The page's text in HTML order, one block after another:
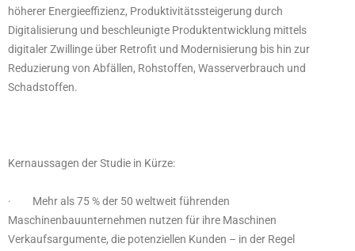
höherer Energieeffizienz, Produktivitätssteigerung durch
Digitalisierung und beschleunigte Produktentwicklung mittels
digitaler Zwillinge über Retrofit und Modernisierung bis hin zur
Reduzierung von Abfällen, Rohstoffen, Wasserverbrauch und
Schadstoffen.
Kernaussagen der Studie in Kürze:
· Mehr als 75 % der 50 weltweit führenden
Maschinenbauunternehmen nutzen für ihre Maschinen
Verkaufsargumente, die potenziellen Kunden – in der Regel